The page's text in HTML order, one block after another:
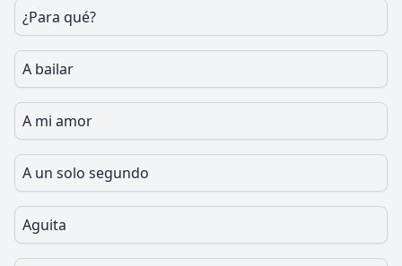
¿Para qué?
A bailar
A mi amor
A un solo segundo
Aguita